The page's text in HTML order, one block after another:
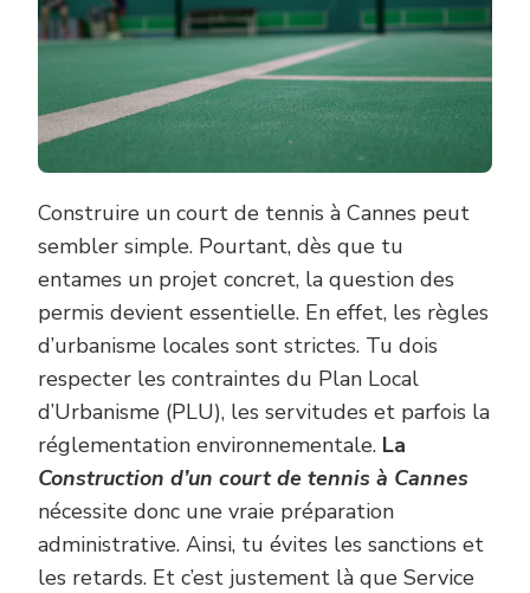
COURT
Construire un court de tennis à Cannes peut
sembler simple. Pourtant, dès que tu
entames un projet concret, la question des
permis devient essentielle. En effet, les règles
d’urbanisme locales sont strictes. Tu dois
respecter les contraintes du Plan Local
d’Urbanisme (PLU), les servitudes et parfois la
réglementation environnementale. La
Construction d’un court de tennis à Cannes
nécessite donc une vraie préparation
administrative. Ainsi, tu évites les sanctions et
les retards. Et c’est justement là que Service